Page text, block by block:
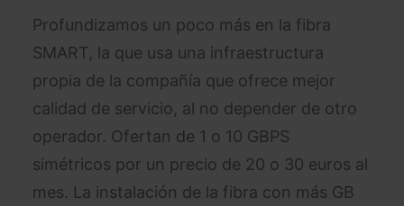
Profundizamos un poco más en la fibra
SMART, la que usa una infraestructura
propia de la compañía que ofrece mejor
calidad de servicio, al no depender de otro
operador. Ofertan de 1 o 10 GBPS
simétricos por un precio de 20 o 30 euros al
mes. La instalación de la fibra con más GB